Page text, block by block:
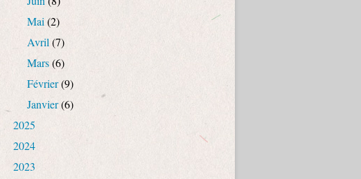
Mai (2)
Avril (7)
Mars(6)
Février(9)
Janvier(6)
2025
2024
2023